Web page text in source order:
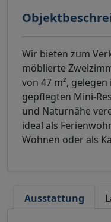
Wir bieten zum
möblierte
von 47 m²,
gepflegten Mini-
und Naturnähe
ideal als
Wohnen oder als
Ausstattung